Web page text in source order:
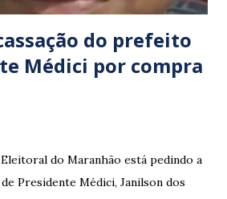
do prefeito
Médici por compra
do Maranhão está pedindo a
Presidente Médici, Janilson dos